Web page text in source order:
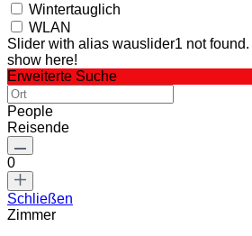
Wintertauglich
WLAN
Slider with alias wauslider1 not found.
show here!
Erweiterte Suche
People
Reisende
0
Schließen
Zimmer